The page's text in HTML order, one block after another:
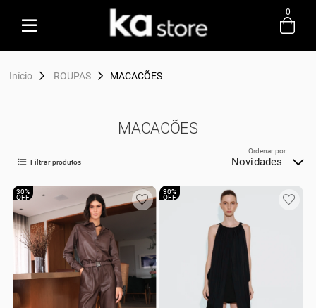
Criar nova conta
0
Início ROUPAS MACACÕES
MACACÕES
Filtrar produtos Novidades
Ordenar por:
30%
OFF
30%
OFF